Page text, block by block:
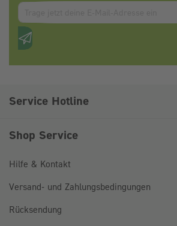
Zum abbonieren des Newsletters,
Anti-Roboter-Verifizierung
Service Hotline
Shop Service
Hilfe & Kontakt
Versand- und Zahlungsbedingungen
Rücksendung